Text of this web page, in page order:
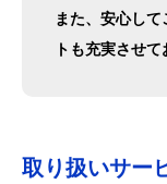
また、安心し
トも充実させて
取り扱いサー